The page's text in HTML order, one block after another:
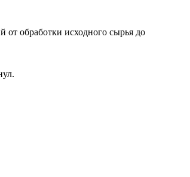
обработки исходного сырья до